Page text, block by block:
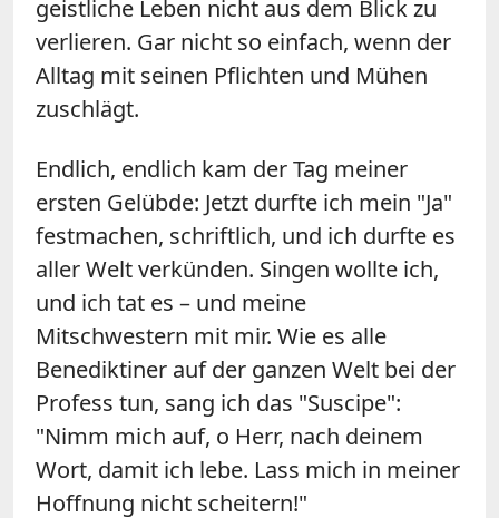
geistliche Leben nicht aus dem Blick zu
verlieren. Gar nicht so einfach, wenn der
Alltag mit seinen Pflichten und Mühen
zuschlägt.
Endlich, endlich kam der Tag meiner
ersten Gelübde: Jetzt durfte ich mein "Ja"
festmachen, schriftlich, und ich durfte es
aller Welt verkünden. Singen wollte ich,
und ich tat es – und meine
Mitschwestern mit mir. Wie es alle
Benediktiner auf der ganzen Welt bei der
Profess tun, sang ich das "Suscipe":
"Nimm mich auf, o Herr, nach deinem
Wort, damit ich lebe. Lass mich in meiner
Hoffnung nicht scheitern!"